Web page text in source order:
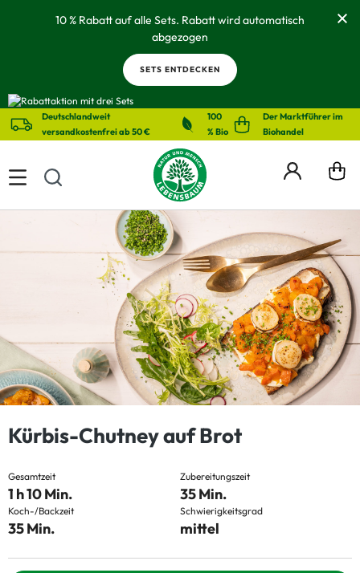
springen10 % Rabatt auf alle Sets. Rabatt wird automatisch
abgezogen
SETS ENTDECKEN
Deutschlandweit
versandkostenfrei ab 50 €
100
% Bio
Der Marktführer im
Biohandel
Kürbis-Chutney auf Brot
Gesamtzeit
1 h 10 Min.
Zubereitungszeit
35 Min.
Koch-/Backzeit
35 Min.
Schwierigkeitsgrad
mittel